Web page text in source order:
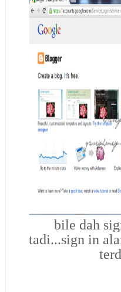
bile dah
tadi...sign in